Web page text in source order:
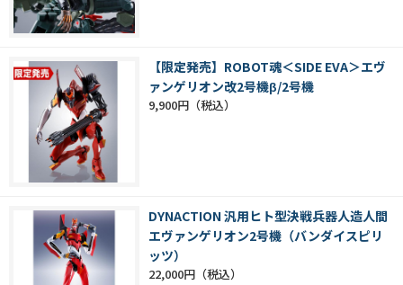
【限定発売】ROBOT魂＜SIDE EVA＞エヴ
ァンゲリオン改2号機β/2号機
9,900円
DYNACTION 汎用ヒト型決戦兵器人造人間
エヴァンゲリオン2号機（バンダイスピリ
ッツ）
22,000円